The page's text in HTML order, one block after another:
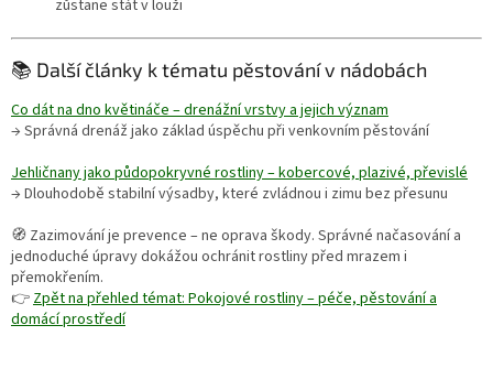
zůstane stát v louži
📚 Další články k tématu pěstování v nádobách
Co dát na dno květináče – drenážní vrstvy a jejich význam
→ Správná drenáž jako základ úspěchu při venkovním pěstování
Jehličnany jako půdopokryvné rostliny – kobercové, plazivé, převislé
→ Dlouhodobě stabilní výsadby, které zvládnou i zimu bez přesunu
🧭 Zazimování je prevence – ne oprava škody. Správné načasování a
jednoduché úpravy dokážou ochránit rostliny před mrazem i
přemokřením.
👉 Zpět na přehled témat: Pokojové rostliny – péče, pěstování a
domácí prostředí